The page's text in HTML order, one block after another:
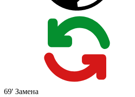
69' Замена